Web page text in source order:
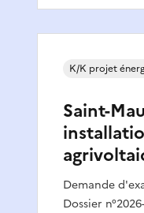
Saint-
Demande
Dossier
K/K projet